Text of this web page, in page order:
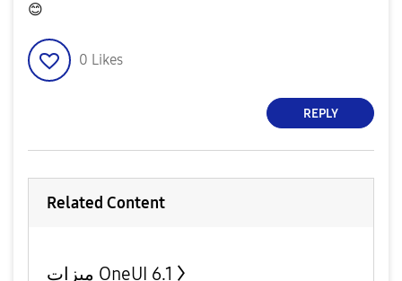
😊
0 Likes
REPLY
Related Content
ميزات OneUI 6.1